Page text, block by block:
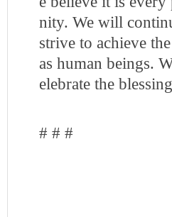
nity. We will
strive to achieve
as human beings.
elebrate the
# # #